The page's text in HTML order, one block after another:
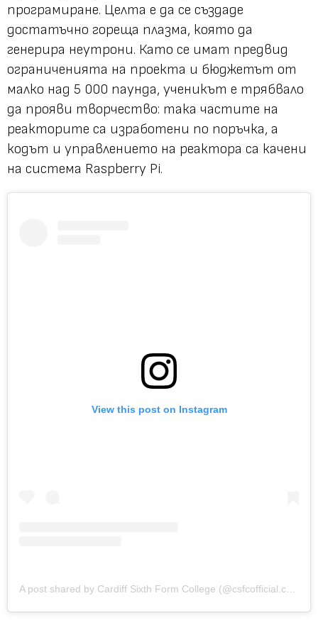
програмиране. Целта е да се създаде
достатъчно гореща плазма, която да
генерира неутрони. Като се имат предвид
ограниченията на проекта и бюджетът от
малко над 5 000 паунда, ученикът е трябвало
да прояви творчество: така частите на
реакторите са изработени по поръчка, а
кодът и управлението на реактора са качени
на система Raspberry Pi.
View this post on Instagram